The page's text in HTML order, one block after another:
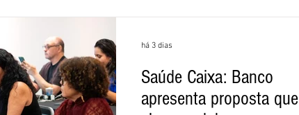
Saúde Caixa: Banco
apresenta proposta que
há 3 dias